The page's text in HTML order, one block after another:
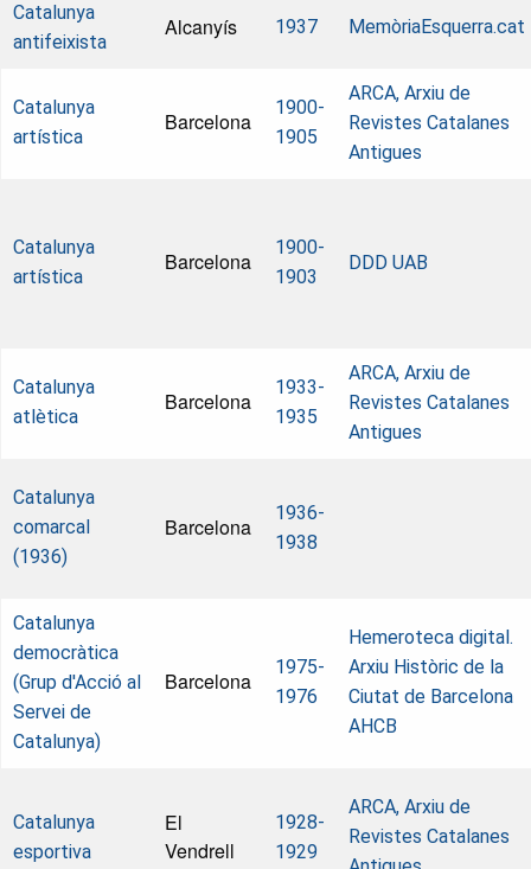
Catalunya
antifeixista
Alcanyís 1937 MemòriaEsquerra.cat
Catalunya
artística
Barcelona
1900-
1905
ARCA, Arxiu de
Revistes Catalanes
Antigues
Catalunya
artística
Barcelona
1900-
1903
DDD UAB
Catalunya
atlètica
Barcelona
1933-
1935
ARCA, Arxiu de
Revistes Catalanes
Antigues
Catalunya
comarcal
(1936)
Barcelona
1936-
1938
Catalunya
democràtica
(Grup d'Acció al
Servei de
Catalunya)
Barcelona
1975-
1976
Hemeroteca digital.
Arxiu Històric de la
Ciutat de Barcelona
AHCB
Catalunya
esportiva
El
Vendrell
1928-
1929
ARCA, Arxiu de
Revistes Catalanes